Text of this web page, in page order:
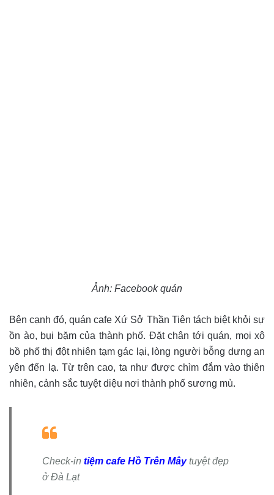
Ảnh: Facebook quán
Bên cạnh đó, quán cafe Xứ Sở Thần Tiên tách biệt khỏi sự
ồn ào, bụi bặm của thành phố. Đặt chân tới quán, mọi xô
bồ phố thị đột nhiên tạm gác lại, lòng người bỗng dưng an
yên đến lạ. Từ trên cao, ta như được chìm đắm vào thiên
nhiên, cảnh sắc tuyệt diệu nơi thành phố sương mù.
Check-in tiệm cafe Hồ Trên Mâytuyệt đẹp
ở Đà Lạt